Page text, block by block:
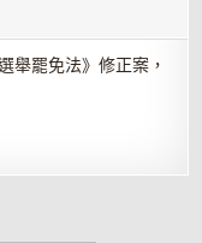
舉罷免法》修正案，